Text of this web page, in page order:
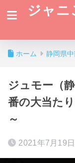
ジャニ
ホーム 静岡県
ジュモー（
番の大当た
～
2021年7月19日